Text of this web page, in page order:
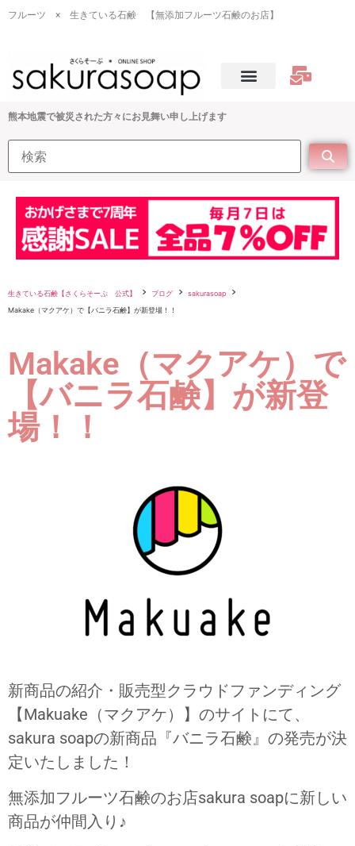
フルーツ × 生きている石鹸 【無添加フルーツ石鹸のお店】
熊本地震で被災された方々にお見舞い申し上げます
生きている石鹸【さくらそーぷ 公式】 ブログ
sakurasoap
Makake（マクアケ）で【バニラ石鹸】が新登場！！
Makake（マクアケ）で
【バニラ石鹸】が新登
場！！
新商品の紹介・販売型クラウドファンディング
【Makuake（マクアケ）】のサイトにて、
sakura soapの新商品『バニラ石鹸』の発売が決
定いたしました！
無添加フルーツ石鹸のお店sakura soapに新しい
商品が仲間入り♪